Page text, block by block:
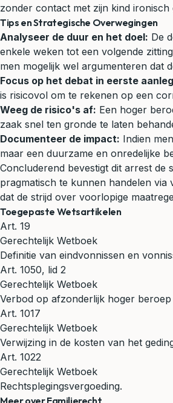
zonder contact met zijn kind
Tips en Strategische Overwegingen
Analyseer de duur en het doel: De
enkele weken tot een volgende
men mogelijk wel argumenteren dat
Focus op het debat in eerste
is risicovol om te rekenen op een
Weeg de risico's af: Een hoger
zaak snel ten gronde te laten
Documenteer de impact: Indien
maar een duurzame en onredelijke
Concluderend bevestigt dit arrest de
pragmatisch te kunnen handelen
dat de strijd over voorlopige
Toegepaste Wetsartikelen
Art. 19
Gerechtelijk Wetboek
Definitie van eindvonnissen en
Art. 1050, lid 2
Gerechtelijk Wetboek
Verbod op afzonderlijk hoger
Art. 1017
Gerechtelijk Wetboek
Verwijzing in de kosten van het
Art. 1022
Gerechtelijk Wetboek
Rechtsplegingsvergoeding.
Meer over Familierecht